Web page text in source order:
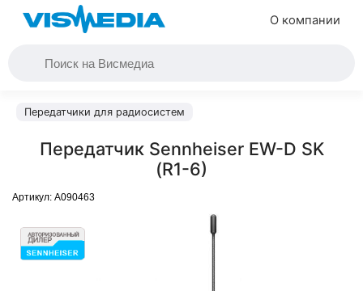
О компании
Передатчики для радиосистем
Передатчик Sennheiser EW-D SK
(R1-6)
Артикул: A090463